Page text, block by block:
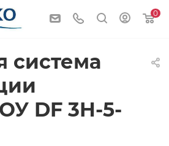
0
система
DF 3H-5-